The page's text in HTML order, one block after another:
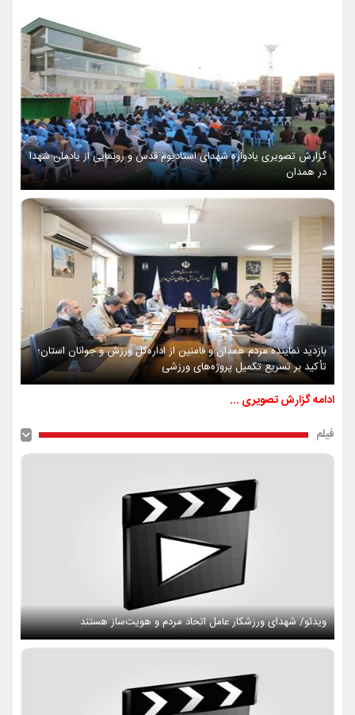
گزارش تصویری یادواره شهدای استادیوم قدس و رونمایی از یادمان شهدا
در همدان
بازدید نماینده مردم همدان و فامنین از اداره‌کل ورزش و جوانان استان؛
تأکید بر تسریع تکمیل پروژه‌های ورزشی
ادامه گزارش تصویری ...
فیلم
ویدئو/ شهدای ورزشکار عامل اتحاد مردم و هویت‌ساز هستند